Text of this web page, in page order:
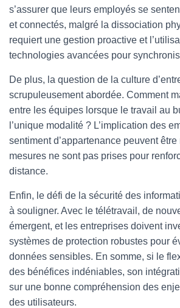
s’assurer que leurs employés se
et connectés, malgré la dissociation
requiert une gestion proactive et
technologies avancées pour
De plus, la question de la culture
scrupuleusement abordée. Comment
entre les équipes lorsque le travail au
l’unique modalité ? L’implication des
sentiment d’appartenance peuvent
mesures ne sont pas prises pour
distance.
Enfin, le défi de la sécurité des
à souligner. Avec le télétravail, de
émergent, et les entreprises doivent
systèmes de protection robustes pour
données sensibles. En somme, si le
des bénéfices indéniables, son
sur une bonne compréhension des
des utilisateurs.